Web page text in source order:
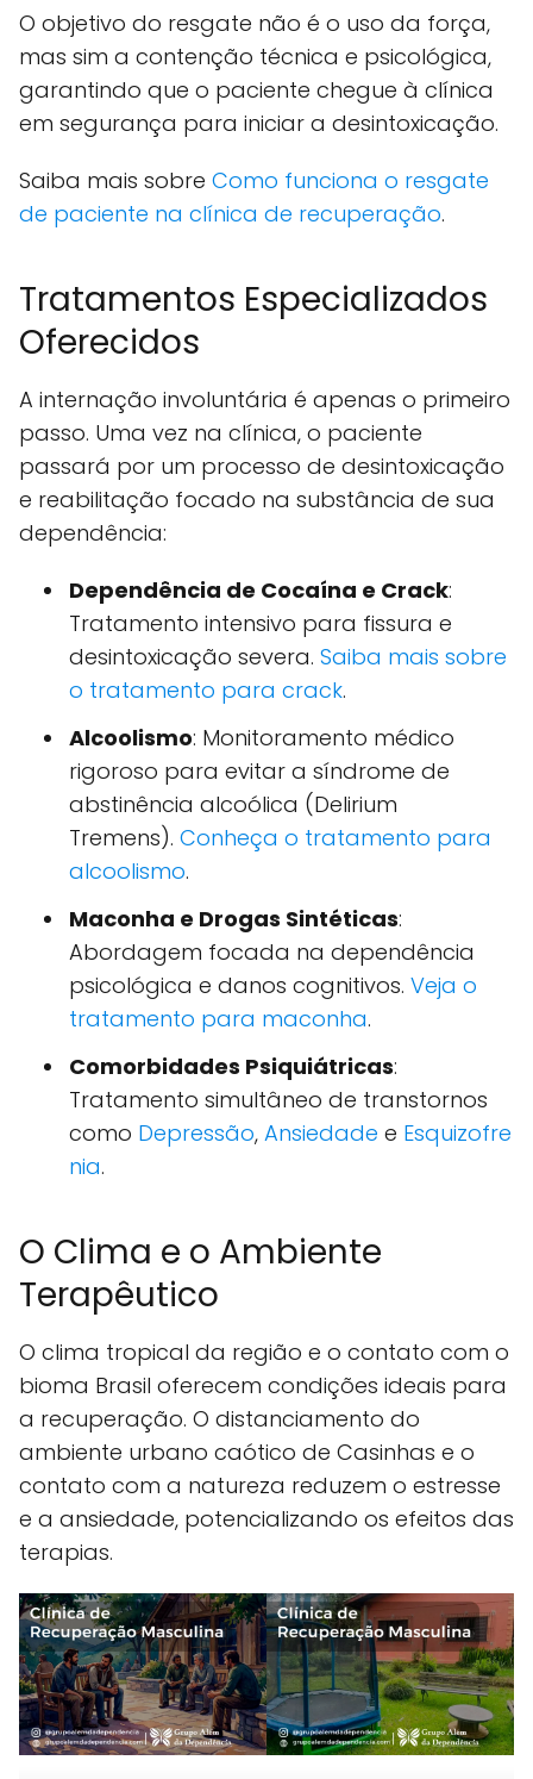
O objetivo do resgate não é o uso da força,
mas sim a contenção técnica e psicológica,
garantindo que o paciente chegue à clínica
em segurança para iniciar a desintoxicação.
Saiba mais sobre Como funciona o resgate
de paciente na clínica de recuperação.
Tratamentos Especializados
Oferecidos
A internação involuntária é apenas o primeiro
passo. Uma vez na clínica, o paciente
passará por um processo de desintoxicação
e reabilitação focado na substância de sua
dependência:
Dependência de Cocaína e Crack:
Tratamento intensivo para fissura e
desintoxicação severa. Saiba mais sobre
o tratamento para crack.
Alcoolismo: Monitoramento médico
rigoroso para evitar a síndrome de
abstinência alcoólica (Delirium
Tremens). Conheça o tratamento para
alcoolismo.
Maconha e Drogas Sintéticas:
Abordagem focada na dependência
psicológica e danos cognitivos. Veja o
tratamento para maconha.
Comorbidades Psiquiátricas:
Tratamento simultâneo de transtornos
como Depressão, Ansiedade e Esquizofre
nia.
O Clima e o Ambiente
Terapêutico
O clima tropical da região e o contato com o
bioma Brasil oferecem condições ideais para
a recuperação. O distanciamento do
ambiente urbano caótico de Casinhas e o
contato com a natureza reduzem o estresse
e a ansiedade, potencializando os efeitos das
terapias.